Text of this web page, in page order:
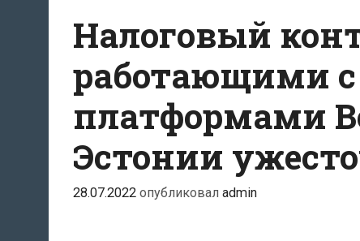
Налоговый
работающими с
платформами
Эстонии
28.07.2022 опубликовал admin